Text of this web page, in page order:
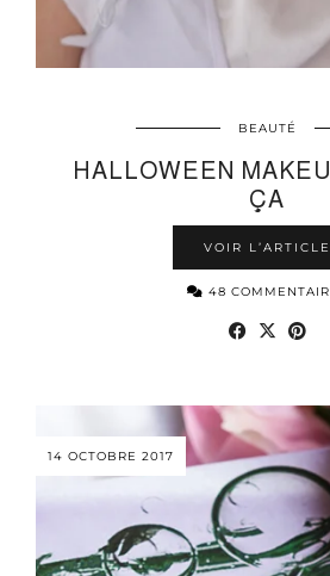
BEAUTÉ
HALLOWEEN
ÇA
VOIR L’ARTICLE
48
14 OCTOBRE 2017